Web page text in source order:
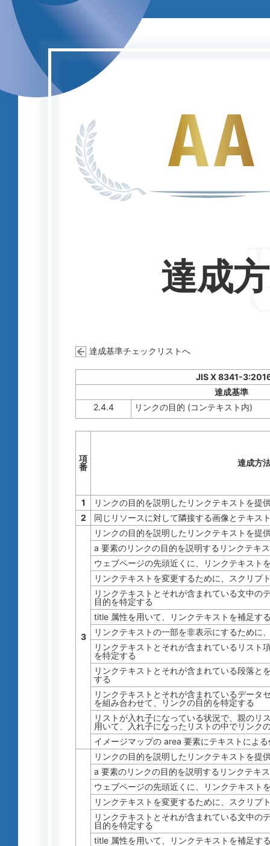
達成
達成基準チェックリストへ
JIS X 8341-
達成基準
2.4.4
リンクの目的 (コンテキスト内)
項
番
達成方
1
リンクの目的を説明したリンクテキストを提
2
同じリソースに対して隣接する画像とテキス
3
リンクの目的を説明したリンクテキストを提
a 要素のリンクの目的を説明するリンクテキ
ウェブページの先頭近くに、リンクテキスト
リンクテキストを変更するために、スクリプ
リンクテキストとそれが含まれている文中の
目的を特定する
title 属性を用いて、リンクテキストを補足す
リンクテキストの一部を非表示にするために
リンクテキストとそれが含まれているリスト
を特定する
リンクテキストとそれが含まれている段落と
する
リンクテキストとそれが含まれているデータ
を組み合わせて、リンクの目的を特定する
リストが入れ子になっている状況で、親のリ
用いて、入れ子になったリストの中でリンク
イメージマップの area 要素にテキストによ
リンクの目的を説明したリンクテキストを提
a 要素のリンクの目的を説明するリンクテキ
ウェブページの先頭近くに、リンクテキスト
リンクテキストを変更するために、スクリプ
リンクテキストとそれが含まれている文中の
目的を特定する
title 属性を用いて、リンクテキストを補足す